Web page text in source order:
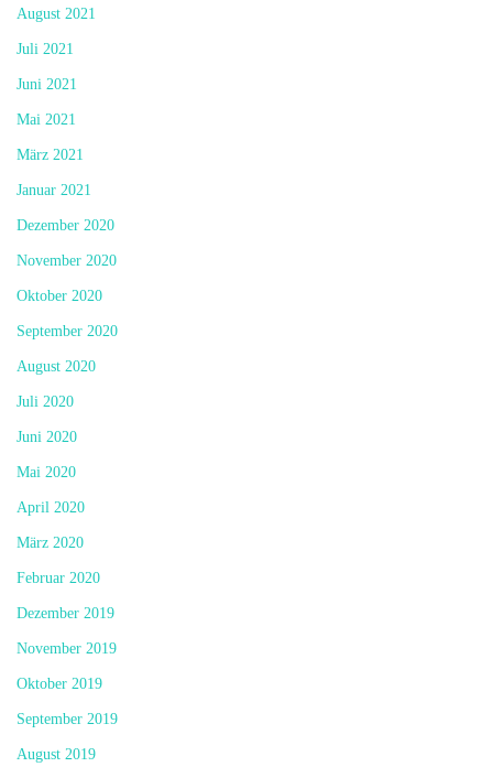
August 2021
Juli 2021
Juni 2021
Mai 2021
März 2021
Januar 2021
Dezember 2020
November 2020
Oktober 2020
September 2020
August 2020
Juli 2020
Juni 2020
Mai 2020
April 2020
März 2020
Februar 2020
Dezember 2019
November 2019
Oktober 2019
September 2019
August 2019